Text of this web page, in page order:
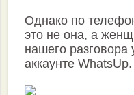
Однако по
это не она, а
нашего
аккаунте WhatsUp.